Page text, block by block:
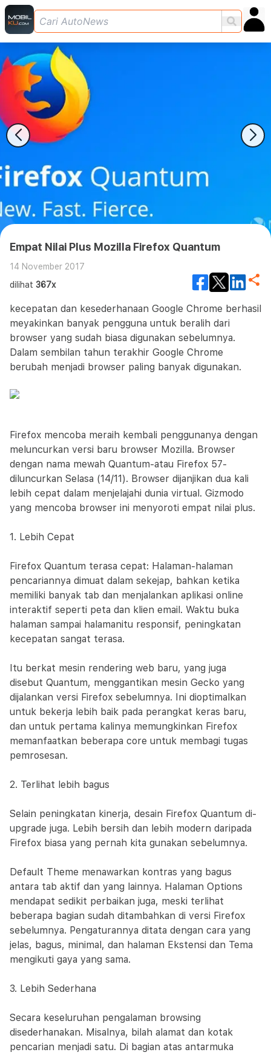
Empat Nilai Plus Mozilla Firefox Quantum
14 November 2017
dilihat 367x
kecepatan dan kesederhanaan Google Chrome berhasil
meyakinkan banyak pengguna untuk beralih dari
browser yang sudah biasa digunakan sebelumnya.
Dalam sembilan tahun terakhir Google Chrome
berubah menjadi browser paling banyak digunakan.
Firefox mencoba meraih kembali penggunanya dengan
meluncurkan versi baru browser Mozilla. Browser
dengan nama mewah Quantum-atau Firefox 57-
diluncurkan Selasa (14/11). Browser dijanjikan dua kali
lebih cepat dalam menjelajahi dunia virtual. Gizmodo
yang mencoba browser ini menyoroti empat nilai plus.
1. Lebih Cepat
Firefox Quantum terasa cepat: Halaman-halaman
pencariannya dimuat dalam sekejap, bahkan ketika
memiliki banyak tab dan menjalankan aplikasi online
interaktif seperti peta dan klien email. Waktu buka
halaman sampai halamanitu responsif, peningkatan
kecepatan sangat terasa.
Itu berkat mesin rendering web baru, yang juga
disebut Quantum, menggantikan mesin Gecko yang
dijalankan versi Firefox sebelumnya. Ini dioptimalkan
untuk bekerja lebih baik pada perangkat keras baru,
dan untuk pertama kalinya memungkinkan Firefox
memanfaatkan beberapa core untuk membagi tugas
pemrosesan.
2. Terlihat lebih bagus
Selain peningkatan kinerja, desain Firefox Quantum di-
upgrade juga. Lebih bersih dan lebih modern daripada
Firefox biasa yang pernah kita gunakan sebelumnya.
Default Theme menawarkan kontras yang bagus
antara tab aktif dan yang lainnya. Halaman Options
mendapat sedikit perbaikan juga, meski terlihat
beberapa bagian sudah ditambahkan di versi Firefox
sebelumnya. Pengaturannya ditata dengan cara yang
jelas, bagus, minimal, dan halaman Ekstensi dan Tema
mengikuti gaya yang sama.
3. Lebih Sederhana
Secara keseluruhan pengalaman browsing
disederhanakan. Misalnya, bilah alamat dan kotak
pencarian menjadi satu. Di bagian atas antarmuka